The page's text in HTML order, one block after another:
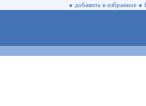
● добавить в избранное ●